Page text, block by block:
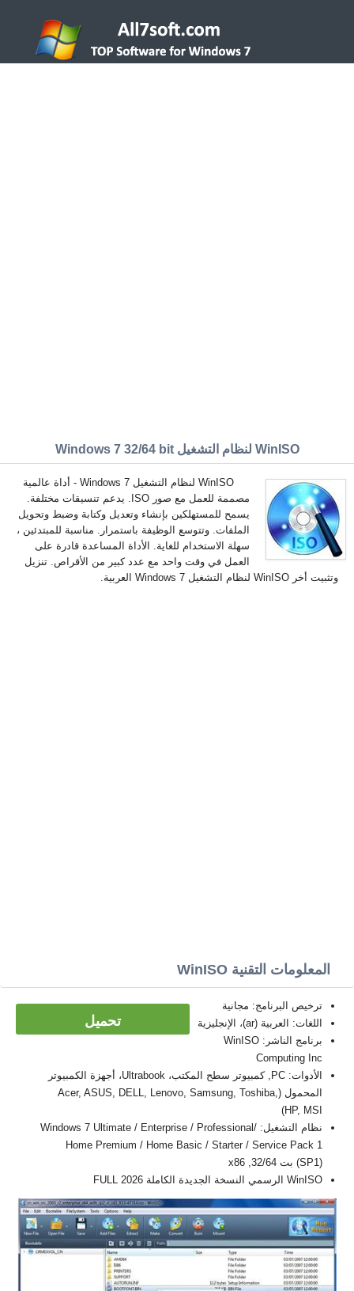
WinISO لنظام التشغيل Windows 7 32/64 bit
WinISO لنظام التشغيل Windows 7 - أداة عالمية
مصممة للعمل مع صور ISO. يدعم تنسيقات مختلفة.
يسمح للمستهلكين بإنشاء وتعديل وكتابة وضبط وتحويل
الملفات. وتتوسع الوظيفة باستمرار. مناسبة للمبتدئين ،
سهلة الاستخدام للغاية. الأداة المساعدة قادرة على
العمل في وقت واحد مع عدد كبير من الأقراص. تنزيل
وتثبيت أخر WinISO لنظام التشغيل Windows 7 العربية.
المعلومات التقنية WinISO
تحميل
ترخيص البرنامج: مجانية
اللغات: العربية (ar)، الإنجليزية
برنامج الناشر: WinISO
Computing Inc
الأدوات: PC, كمبيوتر سطح المكتب، Ultrabook، أجهزة الكمبيوتر
المحمول (Acer, ASUS, DELL, Lenovo, Samsung, Toshiba,
HP, MSI)
نظام التشغيل: Windows 7 Ultimate / Enterprise / Professional/
Home Premium / Home Basic / Starter / Service Pack 1
(SP1) بت 32/64, x86
WinISO الرسمي النسخة الجديدة الكاملة FULL 2026